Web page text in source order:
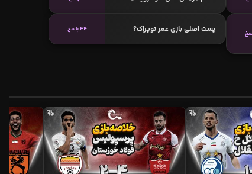
پست اصلی بازی عمر توپراک؟ 44 پاسخ